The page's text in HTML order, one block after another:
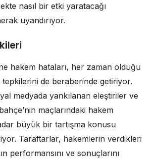
nasıl bir etki yaratacağı
uyandırıyor.
hakem hataları, her zaman olduğu
tepkilerini de beraberinde getiriyor.
medyada yankılanan eleştiriler ve
maçlarındaki hakem
büyük bir tartışma konusu
Taraftarlar, hakemlerin verdikleri
performansını ve sonuçlarını